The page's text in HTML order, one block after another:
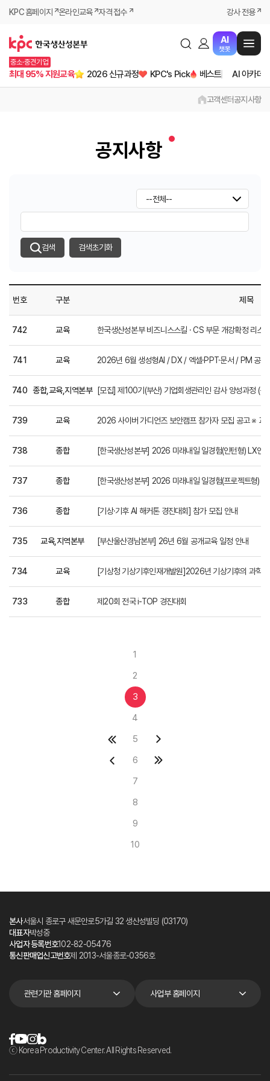
KPC 홈페이지 온라인교육 자격 접수 강사 전용
AI
챗봇
중소·중견기업
최대 95% 지원교육 2026 신규과정 KPC's Pick 베스트 AI 아카데
고객센터공지사항
공지사항
검색 검색초기화
번호 구분 제목
742 교육 한국생산성본부 비즈니스스킬 · CS 부문 개강확정 리스트
741 교육 2026년 6월 생성형AI / DX / 엑셀·PPT·문서 / PM 공개
740 종합,교육,지역본부 [모집] 제100기(부산) 기업회생관리인 감사 양성과정 (구
739 교육 2026 사이버 가디언즈 보안캠프 참가자 모집 공고 ※ 교
738 종합 [한국생산성본부] 2026 미래내일 일경험(인턴형) LX인
737 종합 [한국생산성본부] 2026 미래내일 일경험(프로젝트형)
736 종합 [기상·기후 AI 해커톤 경진대회] 참가 모집 안내
735 교육,지역본부 [부산울산경남본부] 26년 6월 공개교육 일정 안내
734 교육 [기상청 기상기후인재개발원]2026년 기상기후의 과학
733 종합 제20회 전국 i-TOP 경진대회
1
2
3
4
5
6
7
8
9
10
본사서울시 종로구 새문안로5가길 32 생산성빌딩 (03170)
대표자박성중
사업자 등록번호102-82-05476
통신판매업신고번호제 2013-서울종로-0356호
관련기관 홈페이지 사업부 홈페이지
ⓒ Korea Productivity Center. All Rights Reserved.